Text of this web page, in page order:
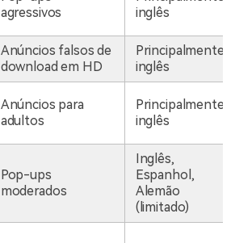
agressivos
inglês
Anúncios falsos de
download em HD
Principalmente
inglês
Anúncios para
adultos
Principalmente
inglês
Pop-ups
moderados
Inglês,
Espanhol,
Alemão
(limitado)